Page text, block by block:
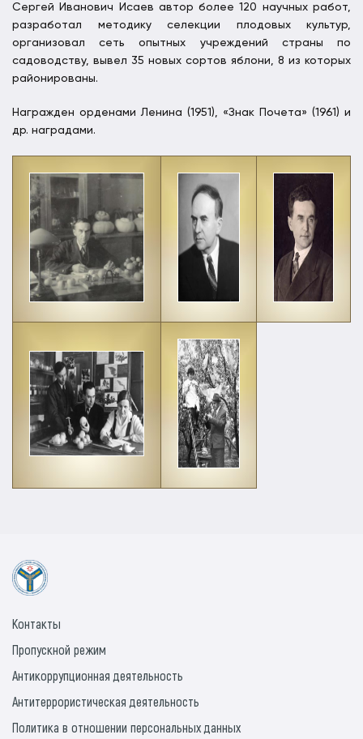
Сергей Иванович Исаев автор более 120 научных работ,
разработал методику селекции плодовых культур,
организовал сеть опытных учреждений страны по
садоводству, вывел 35 новых сортов яблони, 8 из которых
районированы.
Награжден орденами Ленина (1951), «Знак Почета» (1961) и
др. наградами.
Контакты
Пропускной режим
Антикоррупционная деятельность
Антитеррористическая деятельность
Политика в отношении персональных данных